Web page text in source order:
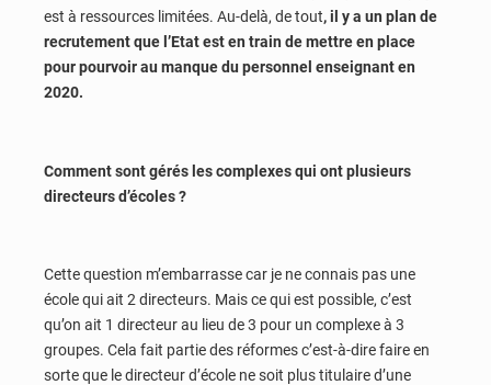
est à ressources limitées. Au-delà, de tout, il y a un plan de
recrutement que l’Etat est en train de mettre en place
pour pourvoir au manque du personnel enseignant en
2020.
Comment sont gérés les complexes qui ont plusieurs
directeurs d’écoles ?
Cette question m’embarrasse car je ne connais pas une
école qui ait 2 directeurs. Mais ce qui est possible, c’est
qu’on ait 1 directeur au lieu de 3 pour un complexe à 3
groupes. Cela fait partie des réformes c’est-à-dire faire en
sorte que le directeur d’école ne soit plus titulaire d’une